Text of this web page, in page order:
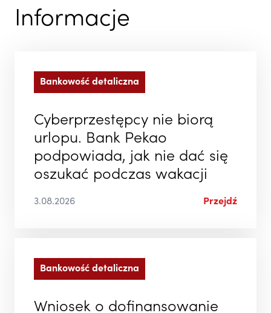
Informacje
Bankowość detaliczna
Cyberprzestępcy nie biorą
urlopu. Bank Pekao
podpowiada, jak nie dać się
oszukać podczas wakacji
3.08.2026 Przejdź
Bankowość detaliczna
Wniosek o dofinansowanie